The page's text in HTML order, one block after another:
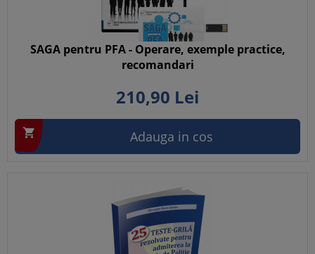
SAGA pentru PFA - Operare, exemple practice,
recomandari
210,90 Lei
 Adauga in cos